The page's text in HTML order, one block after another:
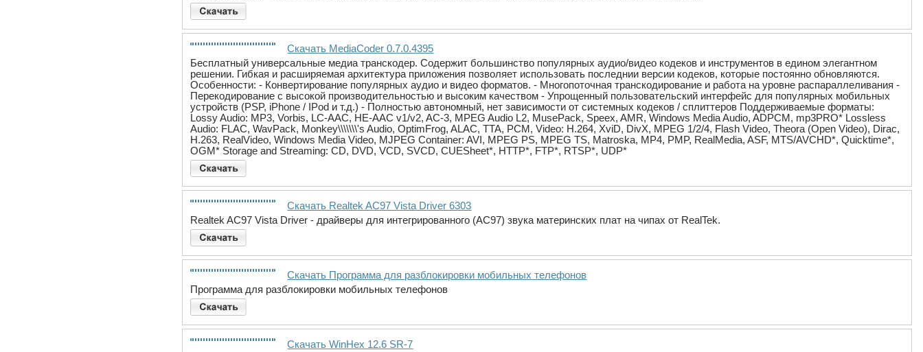
Скачать MediaCoder 0.7.0.4395
Бесплатный универсальные медиа транскодер. Содержит большинство популярных аудио/видео кодеков и инструментов в едином элегантном
решении. Гибкая и расширяемая архитектура приложения позволяет использовать последнии версии кодеков, которые постоянно обновляются.
Особенности: - Конвертирование популярных аудио и видео форматов. - Многопоточная транскодирование и работа на уровне распараллеливания -
Перекодирование с высокой производительностью и высоким качеством - Упрощенный пользовательский интерфейс для популярных мобильных
устройств (PSP, iPhone / IPod и т.д.) - Полностью автономный, нет зависимости от системных кодеков / сплиттеров Поддерживаемые форматы:
Lossy Audio: MP3, Vorbis, LC-AAC, HE-AAC v1/v2, AC-3, MPEG Audio L2, MusePack, Speex, AMR, Windows Media Audio, ADPCM, mp3PRO* Lossless
Audio: FLAC, WavPack, Monkey\\\\\\\'s Audio, OptimFrog, ALAC, TTA, PCM, Video: H.264, XviD, DivX, MPEG 1/2/4, Flash Video, Theora (Open Video), Dirac,
H.263, RealVideo, Windows Media Video, MJPEG Container: AVI, MPEG PS, MPEG TS, Matroska, MP4, PMP, RealMedia, ASF, MTS/AVCHD*, Quicktime*,
OGM* Storage and Streaming: CD, DVD, VCD, SVCD, CUESheet*, HTTP*, FTP*, RTSP*, UDP*
Скачать Realtek AC97 Vista Driver 6303
Realtek AC97 Vista Driver - драйверы для интегрированного (AC97) звука материнских плат на чипах от RealTek.
Скачать Программа для разблокировки мобильных телефонов
Программа для разблокировки мобильных телефонов
Скачать WinHex 12.6 SR-7